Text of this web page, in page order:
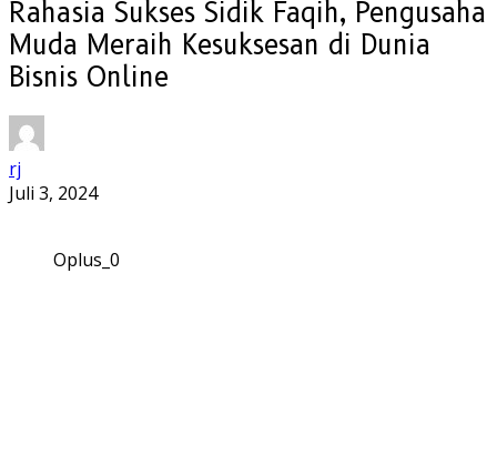
Rahasia Sukses Sidik Faqih, Pengusaha
Muda Meraih Kesuksesan di Dunia
Bisnis Online
rj
Juli 3, 2024
Oplus_0